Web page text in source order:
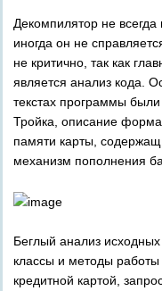
Декомпилятор не
иногда он не
не критично, так как
является анализ кода.
текстах программы
Тройка, описание
памяти карты,
механизм пополнения
Беглый анализ
классы и методы
кредитной картой,